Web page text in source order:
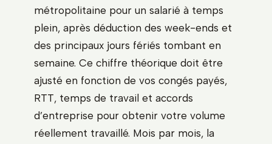
métropolitaine pour un salarié à temps
plein, après déduction des week-ends et
des principaux jours fériés tombant en
semaine. Ce chiffre théorique doit être
ajusté en fonction de vos congés payés,
RTT, temps de travail et accords
d’entreprise pour obtenir votre volume
réellement travaillé. Mois par mois, la